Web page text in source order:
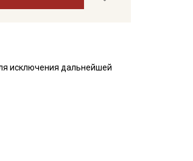
исключения дальнейшей
пледов. Подойдет для